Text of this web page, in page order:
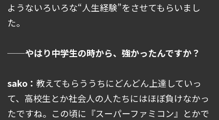
ようないろいろな“人生経験”をさせてもらいまし
た。
──やはり中学生の時から、強かったんですか？
sako： 教えてもらううちにどんどん上達していっ
て、高校生とか社会人の人たちにはほぼ負けなかっ
たですね。この頃に『スーパーファミコン』とかで